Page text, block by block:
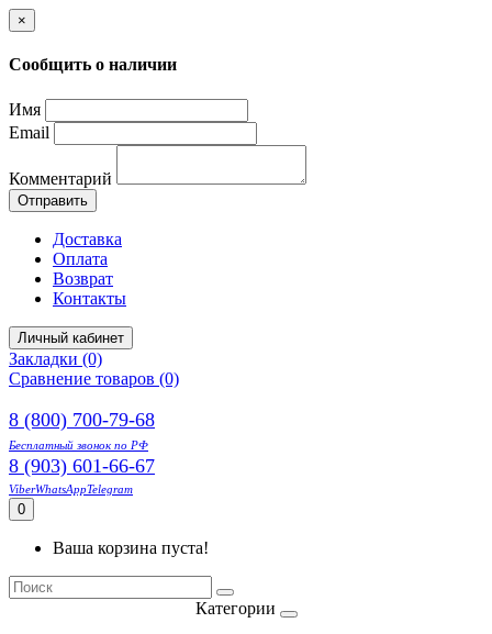
×
Сообщить о наличии
Имя
Email
Комментарий
Отправить
Доставка
Оплата
Возврат
Контакты
Личный кабинет
Закладки (0)
Сравнение товаров (0)
8 (800) 700-79-68
Бесплатный звонок по РФ
8 (903) 601-66-67
ViberWhatsAppTelegram
0
Ваша корзина пуста!
Категории